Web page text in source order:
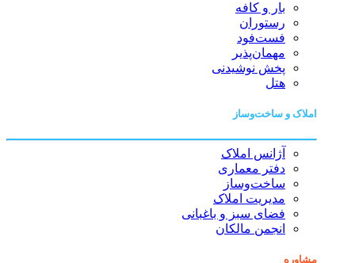
بار و کافه
رستوران
فست‌فود
مهمان‌پذیر
پخش نوشیدنی
هتل
املاک و ساخت‌وساز
آژانس املاک
دفتر معماری
ساخت‌وساز
مدیریت املاک
فضای سبز و باغبانی
انجمن مالکان
مشاوره